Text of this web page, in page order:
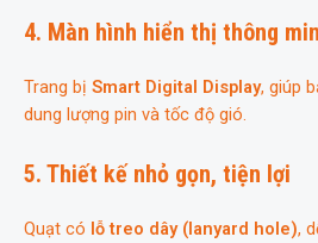
4. Màn hình hiển thị thông
Trang bị Smart Digital Display, giúp
dung lượng pin và tốc độ gió.
5. Thiết kế nhỏ gọn, tiện lợi
Quạt có lỗ treo dây (lanyard hole),